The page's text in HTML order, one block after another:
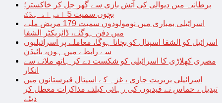
برطانیہ میں دیوالی کی آتش بازی سے گھر جل کر خاکستر؛
بچوں سمیت 5 افراد ہلاک
اسرائیلی بمباری میں نومولودوں سمیت 179 مریض ملبے
میں دفن ہوگئے، ڈائریکٹر الشفا
اسرائیل کو الشفا اسپتال کو بچانا ہوگا، معاملے پر اسرائیلیوں
سے رابطے میں ہوں، بائیڈن
مصری کھلاڑی کا اسرائیلی کو شکست دے کر ہاتھ ملانے سے
انکار
اسرائیلی بربریت جاری ، غزہ کے اسپتال قبرستانوں میں
تبدیل ، حماس نے قیدیوں کی رہائی کیلئے مذاکرات معطل کر
دیئے